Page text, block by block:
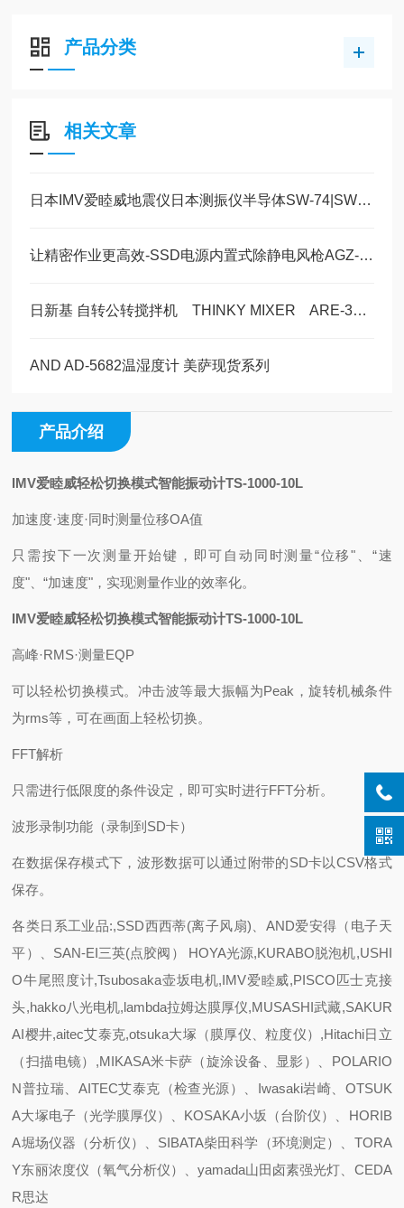
产品分类
相关文章
日本IMV爱睦威地震仪日本测振仪半导体SW-74|SW-72
让精密作业更高效-SSD电源内置式除静电风枪AGZ-III/AGZⅣ内置电磁阀
日新基 自转公转搅拌机 THINKY MIXER ARE-312 产品介绍
AND AD-5682温湿度计 美萨现货系列
产品介绍
IMV爱睦威轻松切换模式智能振动计TS-1000-10L
加速度·速度·同时测量位移OA值
只需按下一次测量开始键，即可自动同时测量“位移"、“速
度"、“加速度"，实现测量作业的效率化。
IMV爱睦威轻松切换模式智能振动计TS-1000-10L
高峰·RMS·测量EQP
可以轻松切换模式。冲击波等最大振幅为Peak，旋转机械条件
为rms等，可在画面上轻松切换。
FFT解析
只需进行低限度的条件设定，即可实时进行FFT分析。
波形录制功能（录制到SD卡）
在数据保存模式下，波形数据可以通过附带的SD卡以CSV格式
保存。
各类日系工业品:,SSD西西蒂(离子风扇)、AND爱安得（电子天
平）、SAN-EI三英(点胶阀） HOYA光源,KURABO脱泡机,USHI
O牛尾照度计,Tsubosaka壶坂电机,IMV爱睦威,PISCO匹士克接
头,hakko八光电机,lambda拉姆达膜厚仪,MUSASHI武藏,SAKUR
AI樱井,aitec艾泰克,otsuka大塚（膜厚仪、粒度仪）,Hitachi日立
（扫描电镜）,MIKASA米卡萨（旋涂设备、显影）、POLARIO
N普拉瑞、AITEC艾泰克（检查光源）、Iwasaki岩崎、OTSUK
A大塚电子（光学膜厚仪）、KOSAKA小坂（台阶仪）、HORIB
A堀场仪器（分析仪）、SIBATA柴田科学（环境测定）、TORA
Y东丽浓度仪（氧气分析仪）、yamada山田卤素强光灯、CEDA
R思达